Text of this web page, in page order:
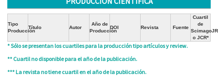
Tipo
Producción
Título Autor
Año de
Producción
DOI Revista Fuente
Cuartil
de
ScimagoJR
o JCR*
* Sólo se presentan los cuartiles para la producción tipo artículos y review.
** Cuartil no disponible para el año de la publicación.
*** La revista no tiene cuartil en el año de la publicación.